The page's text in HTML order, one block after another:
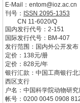
E-Mail： entom@ioz.ac.cn
刊号： ISSN 2095-1353
CN 11-6020/Q
国内发行代号： 2-151
国际发行代号： BM-407
发行范围：国内外公开发布
定价： 138元/册
定价： 828元/年
银行汇款：中国工商银行北
西区支行
户名：中国科学院动物研究
帐号：0200 0045 0908